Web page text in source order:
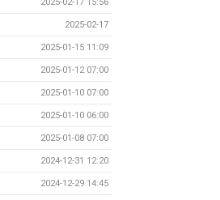
2025-02-17
2025-01-15 11:09
2025-01-12 07:00
2025-01-10 07:00
2025-01-10 06:00
2025-01-08 07:00
2024-12-31 12:20
2024-12-29 14:45